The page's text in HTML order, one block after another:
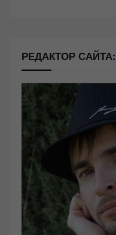
РЕДАКТОР САЙТА: